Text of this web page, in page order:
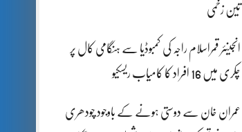
تین زخمی
انجینئر قمراسلام راجہ کی کمبوڈیا سے ہنگامی کال پر
چکری میں 16 افراد کا کامیاب ریسکیو
عمران خان سے دوستی ہونے کے باوجود چودھری